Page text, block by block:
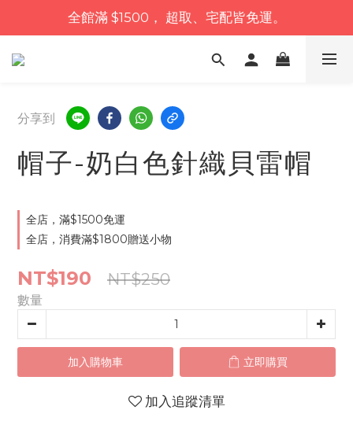
全館滿 $1500， 超取、宅配皆免運。
分享到
帽子-奶白色針織貝雷帽
全店，滿$1500免運
全店，消費滿$1800贈送小物
NT$190 NT$250
數量
加入購物車 立即購買
加入追蹤清單